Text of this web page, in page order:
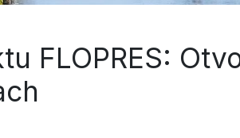
FLOPRES: